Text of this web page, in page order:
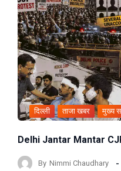
दिल्ली ताजा खबर मुख्य
Delhi Jantar Mantar
By Nimmi Chaudhary